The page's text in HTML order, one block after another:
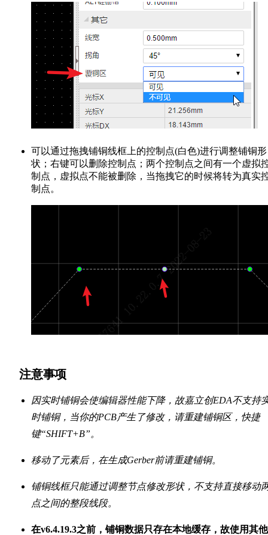
可以通过拖拽铺铜线框上的控制点(白色)进行调整铺铜形
状；右键可以删除控制点；两个控制点之间有一个虚拟
制点，虚拟点不能被删除，当拖拽它的时候将转为真实
制点。
注意事项
因实时铺铜会使编辑器性能下降，故嘉立创EDA不支持
时铺铜，当你的PCB产生了修改，请重建铺铜区，快捷
键“SHIFT+B”。
移动了元素后，在生成Gerber前请重建铺铜。
铺铜线框只能通过调整节点修改形状，不支持直接移动
点之间的整段线段。
在v6.4.19.3之前，铺铜数据只存在本地缓存，故使用其